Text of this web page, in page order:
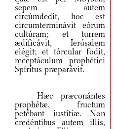
sepem autem
circúmdedit, hoc est
circumterminávit eórum
cultúram; et turrem
ædificávit, Ierúsalem
elégit; et tórcular fodit,
receptáculum prophétici
Spíritus præparávit.
Hæc præconántes
prophétæ, fructum
petébant iustítiæ. Non
credéntibus autem illis,